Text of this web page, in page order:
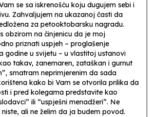
se sa iskrenošću koju dugujem sebi i
Zahvaljujem na ukazanoj časti da
za petooktobarsku nagradu.
obzirom na činjenicu da je moj
priznati uspjeh – proglašenje
godine u svijetu – u vlastitoj ustanovi
takav, zanemaren, zataškan i gurnut
smatram neprimjerenim da sada
kako bi Vam se otvorila prilika da
i pred kolegama predstavite kao
ili “uspješni menadžeri”. Ne
ali ne želim da ja budem povod.